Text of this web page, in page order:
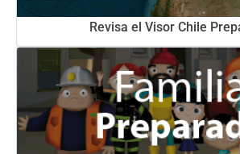
Revisa el Visor Chile